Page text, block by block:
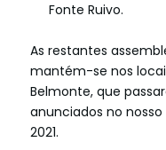
Fonte Ruivo.
As restantes
mantém-se nos
Belmonte, que
anunciados no nosso
2021.